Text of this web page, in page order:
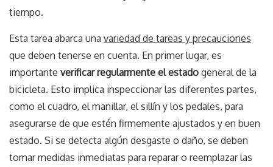
tiempo.
Esta tarea abarca una variedad de tareas y precauciones
que deben tenerse en cuenta. En primer lugar, es
importante verificar regularmente el estado general de la
bicicleta. Esto implica inspeccionar las diferentes partes,
como el cuadro, el manillar, el sillín y los pedales, para
asegurarse de que estén firmemente ajustados y en buen
estado. Si se detecta algún desgaste o daño, se deben
tomar medidas inmediatas para reparar o reemplazar las